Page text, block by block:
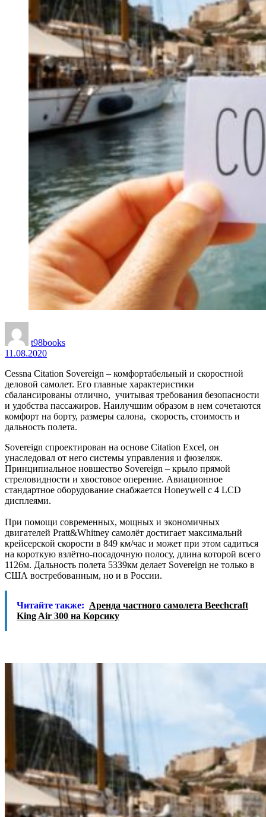
t98books
11.08.2020
Cessna Citation Sovereign – комфортабельный и скоростной
деловой самолет. Его главные характеристики
сбалансированы отлично, учитывая требования безопасности
и удобства пассажиров. Наилучшим образом в нем сочетаются
комфорт на борту, размеры салона, скорость, стоимость и
дальность полета.
Sovereign спроектирован на основе Citation Excel, он
унаследовал от него системы управления и фюзеляж.
Принципиальное новшество Sovereign – крыло прямой
стреловидности и хвостовое оперение. Авиационное
стандартное оборудование снабжается Honeywell с 4 LCD
дисплеями.
При помощи современных, мощных и экономичных
двигателей Pratt&Whitney самолёт достигает максимальнй
крейсерской скорости в 849 км/час и может при этом садиться
на короткую взлётно-посадочную полосу, длина которой всего
1126м. Дальность полета 5339км делает Sovereign не только в
США востребованным, но и в России.
Читайте также: Аренда частного самолета Beechcraft
King Air 300 на Корсику